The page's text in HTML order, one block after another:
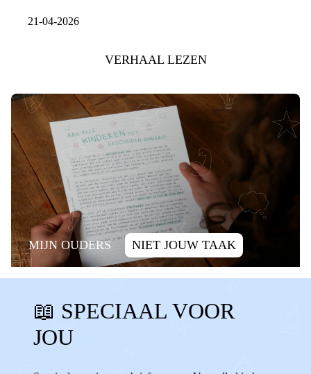
21-04-2026
VERHAAL LEZEN
MIJN OUDERS NIET JOUW TAAK
SCHULD ALLEEN ZIJN
ALLEEN VOELEN SCHULDIG
WENNEN
WISSELEN VERHUIZEN ALLEEN
📖 SPECIAAL VOOR
JOU